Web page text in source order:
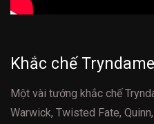
Khắc chế
Một vài tướng khắc chế
Warwick, Twisted Fate,